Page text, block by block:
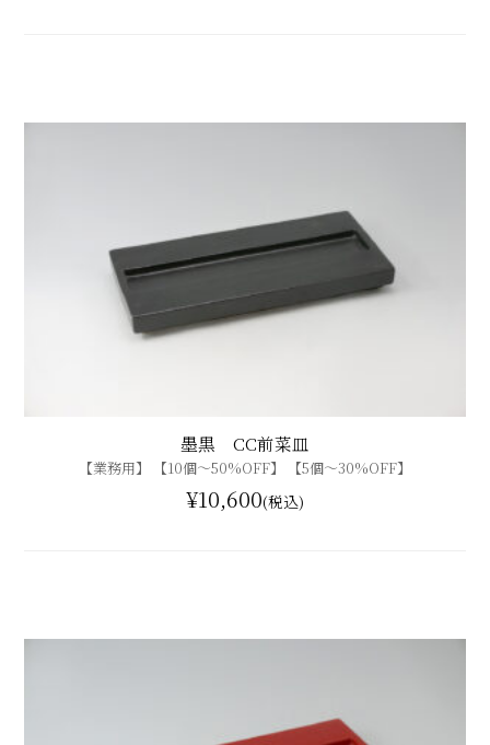
墨黒 CC前菜皿
【業務用】 【10個〜50%OFF】 【5個〜30%OFF】
¥10,600(税込)